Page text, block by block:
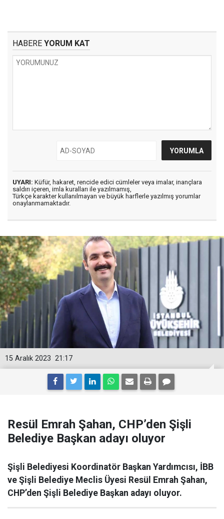
HABERE YORUM KAT
UYARI: Küfür, hakaret, rencide edici cümleler veya imalar, inançlara
saldırı içeren, imla kuralları ile yazılmamış,
Türkçe karakter kullanılmayan ve büyük harflerle yazılmış yorumlar
onaylanmamaktadır.
21:17
15 Aralık 2023
Resül Emrah Şahan, CHP’den Şişli
Belediye Başkan adayı oluyor
Şişli Belediyesi Koordinatör Başkan Yardımcısı, İBB
ve Şişli Belediye Meclis Üyesi Resül Emrah Şahan,
CHP’den Şişli Belediye Başkan adayı oluyor.